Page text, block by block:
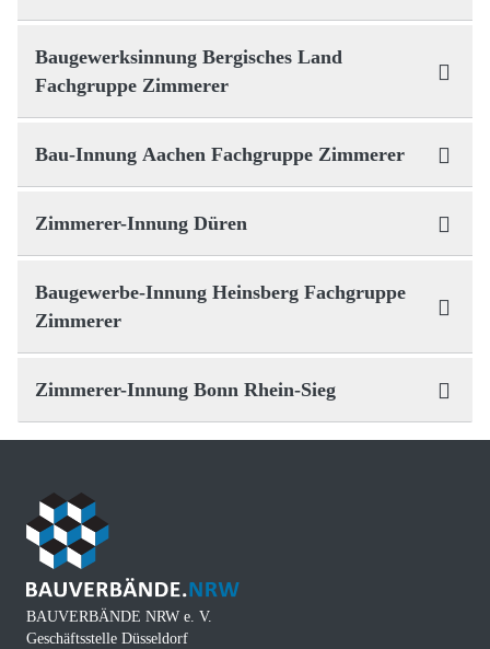
Baugewerksinnung Bergisches Land
Fachgruppe Zimmerer
Bau-Innung Aachen Fachgruppe Zimmerer
Zimmerer-Innung Düren
Baugewerbe-Innung Heinsberg Fachgruppe
Zimmerer
Zimmerer-Innung Bonn Rhein-Sieg
BAUVERBÄNDE NRW e. V.
Geschäftsstelle Düsseldorf